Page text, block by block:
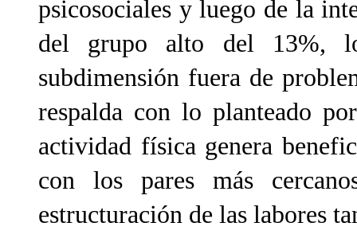
psicosociales y luego de la
del grupo alto del 13%,
subdimensión fuera de
respalda con lo planteado
actividad física genera
con los pares más
estructuración de las labores